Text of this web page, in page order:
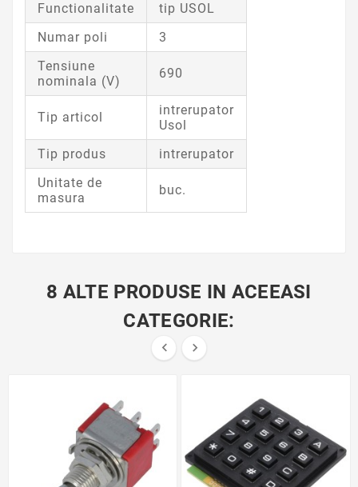
Functionalitate
tip USOL
Numar poli
3
Tensiune
nominala (V)
690
Tip articol
intrerupator
Usol
Tip produs
intrerupator
Unitate de
masura
buc.
8 ALTE PRODUSE IN ACEEASI
CATEGORIE:
 